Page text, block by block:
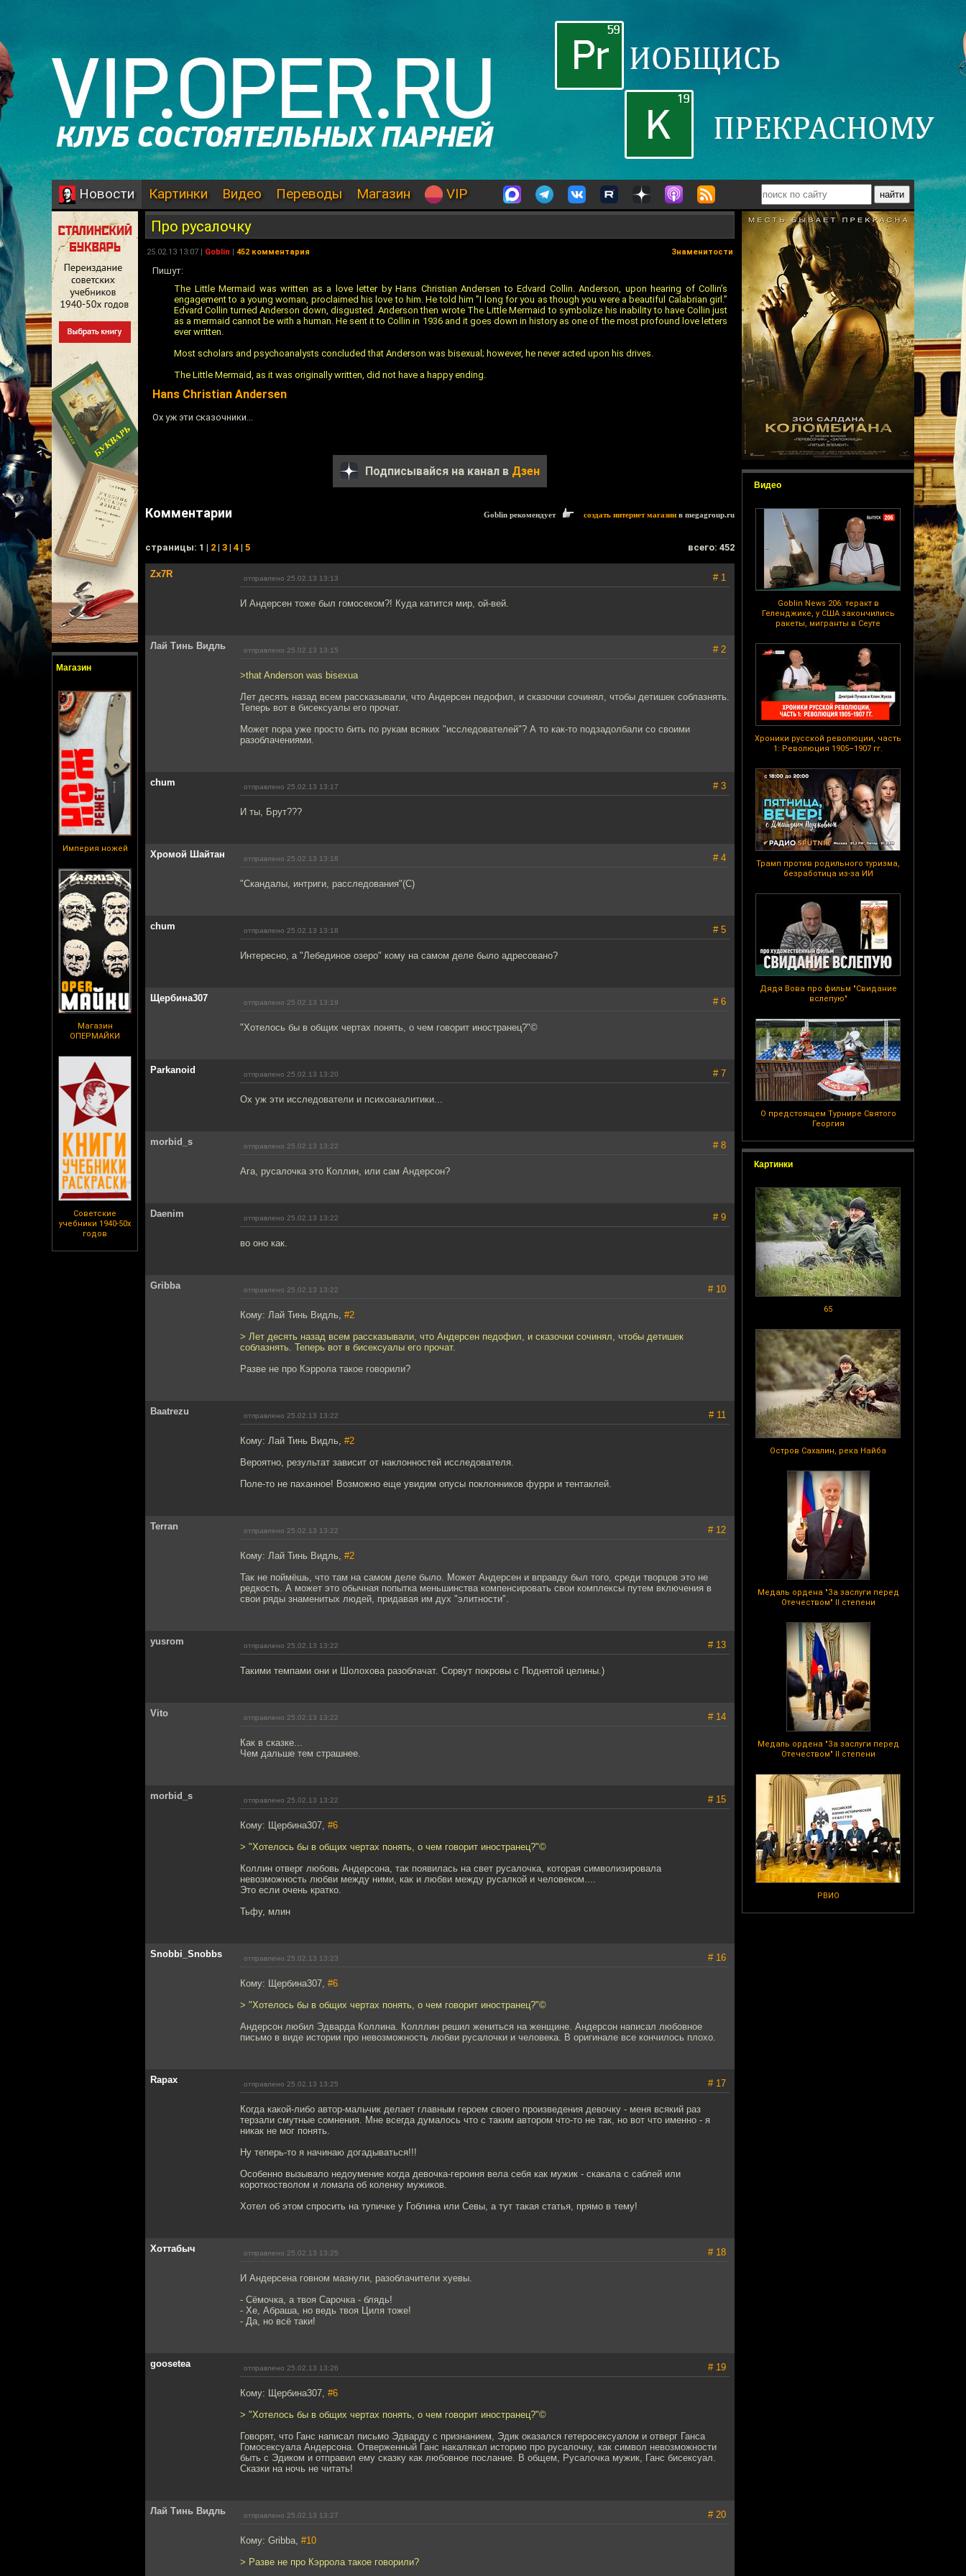
Новости Картинки Видео Переводы Магазин VIP
Магазин
Империя ножей
Магазин
ОПЕРМАЙКИ
Советские
учебники 1940-50х
годов
Видео
Goblin News 206: теракт в
Геленджике, у США закончились
ракеты, мигранты в Сеуте
Хроники русской революции, часть
1: Революция 1905–1907 гг.
Трамп против родильного туризма,
безработица из-за ИИ
Дядя Вова про фильм "Свидание
вслепую"
О предстоящем Турнире Святого
Георгия
Картинки
65
Остров Сахалин, река Найба
Медаль ордена "За заслуги перед
Отечеством" II степени
Медаль ордена "За заслуги перед
Отечеством" II степени
РВИО
Про русалочку
25.02.13 13:07 | Goblin | 452 комментария Знаменитости
Пишут:
The Little Mermaid was written as a love letter by Hans Christian Andersen to Edvard Collin. Anderson, upon hearing of Collin’s
engagement to a young woman, proclaimed his love to him. He told him ”I long for you as though you were a beautiful Calabrian girl.”
Edvard Collin turned Anderson down, disgusted. Anderson then wrote The Little Mermaid to symbolize his inability to have Collin just
as a mermaid cannot be with a human. He sent it to Collin in 1936 and it goes down in history as one of the most profound love letters
ever written.
Most scholars and psychoanalysts concluded that Anderson was bisexual; however, he never acted upon his drives.
The Little Mermaid, as it was originally written, did not have a happy ending.
Hans Christian Andersen
Ох уж эти сказочники...
Подписывайся на канал в Дзен
Комментарии Goblin рекомендует создать интернет магазин в megagroup.ru
cтраницы: 1 | 2 | 3 | 4 | 5 всего: 452
Zx7R отправлено 25.02.13 13:13 # 1
И Андерсен тоже был гомосеком?! Куда катится мир, ой-вей.
Лай Тинь Видль отправлено 25.02.13 13:15 # 2
>that Anderson was bisexua
Лет десять назад всем рассказывали, что Андерсен педофил, и сказочки сочинял, чтобы детишек соблазнять.
Теперь вот в бисексуалы его прочат.
Может пора уже просто бить по рукам всяких "исследователей"? А то как-то подзадолбали со своими
разоблачениями.
chum отправлено 25.02.13 13:17 # 3
И ты, Брут???
Хромой Шайтан отправлено 25.02.13 13:18 # 4
"Скандалы, интриги, расследования"(С)
chum отправлено 25.02.13 13:18 # 5
Интересно, а "Лебединое озеро" кому на самом деле было адресовано?
Щербина307 отправлено 25.02.13 13:19 # 6
"Хотелось бы в общих чертах понять, о чем говорит иностранец?"©
Parkanoid отправлено 25.02.13 13:20 # 7
Ох уж эти исследователи и психоаналитики...
morbid_s отправлено 25.02.13 13:22 # 8
Ага, русалочка это Коллин, или сам Андерсон?
Daenim отправлено 25.02.13 13:22 # 9
во оно как.
Gribba отправлено 25.02.13 13:22 # 10
Кому: Лай Тинь Видль, #2
> Лет десять назад всем рассказывали, что Андерсен педофил, и сказочки сочинял, чтобы детишек
соблазнять. Теперь вот в бисексуалы его прочат.
Разве не про Кэррола такое говорили?
Baatrezu отправлено 25.02.13 13:22 # 11
Кому: Лай Тинь Видль, #2
Вероятно, результат зависит от наклонностей исследователя.
Поле-то не паханное! Возможно еще увидим опусы поклонников фурри и тентаклей.
Terran отправлено 25.02.13 13:22 # 12
Кому: Лай Тинь Видль, #2
Так не поймёшь, что там на самом деле было. Может Андерсен и вправду был того, среди творцов это не
редкость. А может это обычная попытка меньшинства компенсировать свои комплексы путем включения в
свои ряды знаменитых людей, придавая им дух "элитности".
yusrom отправлено 25.02.13 13:22 # 13
Такими темпами они и Шолохова разоблачат. Сорвут покровы с Поднятой целины.)
Vito отправлено 25.02.13 13:22 # 14
Как в сказке...
Чем дальше тем страшнее.
morbid_s отправлено 25.02.13 13:22 # 15
Кому: Щербина307, #6
> "Хотелось бы в общих чертах понять, о чем говорит иностранец?"©
Коллин отверг любовь Андерсона, так появилась на свет русалочка, которая символизировала
невозможность любви между ними, как и любви между русалкой и человеком....
Это если очень кратко.
Тьфу, млин
Snobbi_Snobbs отправлено 25.02.13 13:23 # 16
Кому: Щербина307, #6
> "Хотелось бы в общих чертах понять, о чем говорит иностранец?"©
Андерсон любил Эдварда Коллина. Колллин решил жениться на женщине. Андерсон написал любовное
письмо в виде истории про невозможность любви русалочки и человека. В оригинале все кончилось плохо.
Rapax отправлено 25.02.13 13:25 # 17
Когда какой-либо автор-мальчик делает главным героем своего произведения девочку - меня всякий раз
терзали смутные сомнения. Мне всегда думалось что с таким автором что-то не так, но вот что именно - я
никак не мог понять.
Ну теперь-то я начинаю догадываться!!!
Особенно вызывало недоумение когда девочка-героиня вела себя как мужик - скакала с саблей или
короткостволом и ломала об коленку мужиков.
Хотел об этом спросить на тупичке у Гоблина или Севы, а тут такая статья, прямо в тему!
Хоттабыч отправлено 25.02.13 13:25 # 18
И Андерсена говном мазнули, разоблачители хуевы.
- Сёмочка, а твоя Сарочка - блядь!
- Хе, Абраша, но ведь твоя Циля тоже!
- Да, но всё таки!
goosetea отправлено 25.02.13 13:26 # 19
Кому: Щербина307, #6
> "Хотелось бы в общих чертах понять, о чем говорит иностранец?"©
Говорят, что Ганс написал письмо Эдварду с признанием, Эдик оказался гетеросексуалом и отверг Ганса
Гомосексуала Андерсона. Отверженный Ганс накалякал историю про русалочку, как символ невозможности
быть с Эдиком и отправил ему сказку как любовное послание. В общем, Русалочка мужик, Ганс бисексуал.
Сказки на ночь не читать!
Лай Тинь Видль отправлено 25.02.13 13:27 # 20
Кому: Gribba, #10
> Разве не про Кэррола такое говорили?